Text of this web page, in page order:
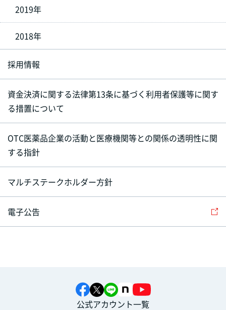
2019年
2018年
採用情報
資金決済に関する法律第13条に基づく利用者保護等に関す
る措置について
OTC医薬品企業の活動と医療機関等との関係の透明性に関
する指針
マルチステークホルダー方針
電子公告
公式アカウント一覧